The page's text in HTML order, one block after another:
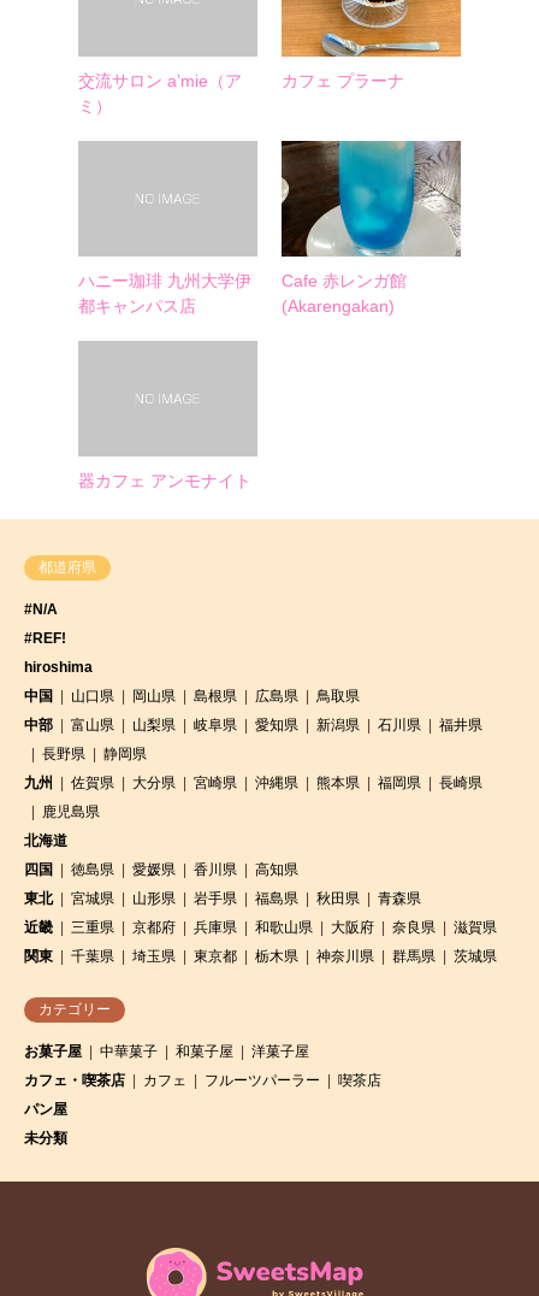
交流サロン a’mie（ア
ミ）
カフェ プラーナ
ハニー珈琲 九州大学伊
都キャンパス店
Cafe 赤レンガ館
(Akarengakan)
器カフェ アンモナイト
都道府県
#N/A
#REF!
hiroshima
中国
山口県 岡山県 島根県 広島県
鳥取県
中部
富山県 山梨県 岐阜県 愛知県 新潟県 石川県
福井県
長野県
静岡県
九州
佐賀県 大分県 宮崎県 沖縄県 熊本県 福岡県
長崎県
鹿児島県
北海道
四国
徳島県 愛媛県 香川県
高知県
東北
宮城県 山形県 岩手県 福島県 秋田県
青森県
近畿
三重県 京都府 兵庫県 和歌山県 大阪府 奈良県
滋賀県
関東
千葉県 埼玉県 東京都 栃木県 神奈川県 群馬県 茨城県
カテゴリー
お菓子屋 中華菓子 和菓子屋
洋菓子屋
カフェ・喫茶店
カフェ フルーツパーラー
喫茶店
パン屋
未分類